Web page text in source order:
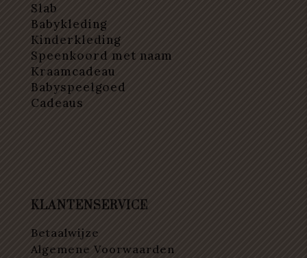
Slab
Babykleding
Kinderkleding
Speenkoord met naam
Kraamcadeau
Babyspeelgoed
Cadeaus
KLANTENSERVICE
Betaalwijze
Algemene Voorwaarden